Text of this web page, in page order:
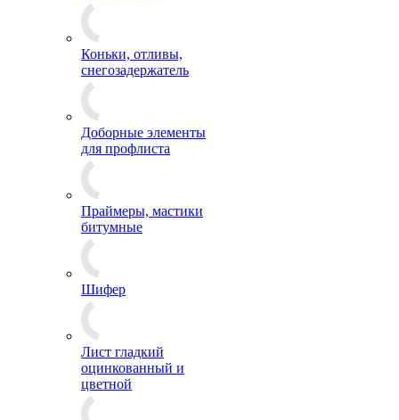
Коньки, отливы,
снегозадержатель
Доборные элементы
для профлиста
Праймеры, мастики
битумные
Шифер
Лист гладкий
оцинкованный и
цветной